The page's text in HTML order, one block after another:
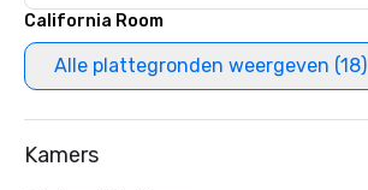
California Room
Alle plattegronden weergeven (18)
Kamers